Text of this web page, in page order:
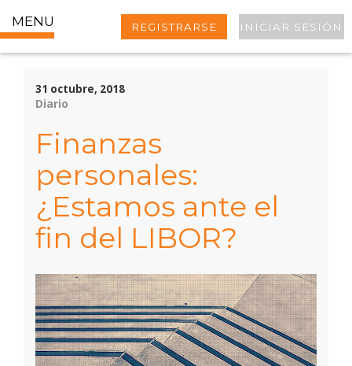
MENU REGISTRARSE INICIAR SESIÓN
31 octubre, 2018
Diario
Finanzas
personales:
¿Estamos ante el
fin del LIBOR?